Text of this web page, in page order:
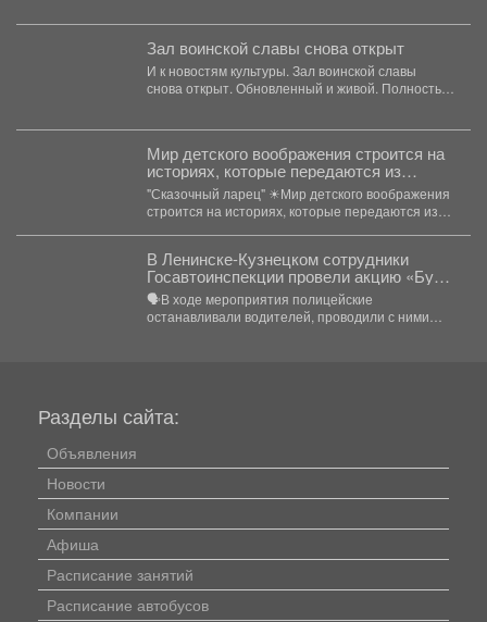
Зал воинской славы снова открыт
И к новостям культуры. Зал воинской славы
снова открыт. Обновленный и живой. Полностью
Мир детского воображения строится на
историях, которые передаются из
поколения в поколение.
"Сказочный ларец" ☀Мир детского воображения
строится на историях, которые передаются из
В Ленинске-Кузнецком сотрудники
Госавтоинспекции провели акцию «Будь
трезвым в пути»
🗣В ходе мероприятия полицейские
останавливали водителей, проводили с ними
Разделы сайта:
Объявления
Новости
Компании
Афиша
Расписание занятий
Расписание автобусов